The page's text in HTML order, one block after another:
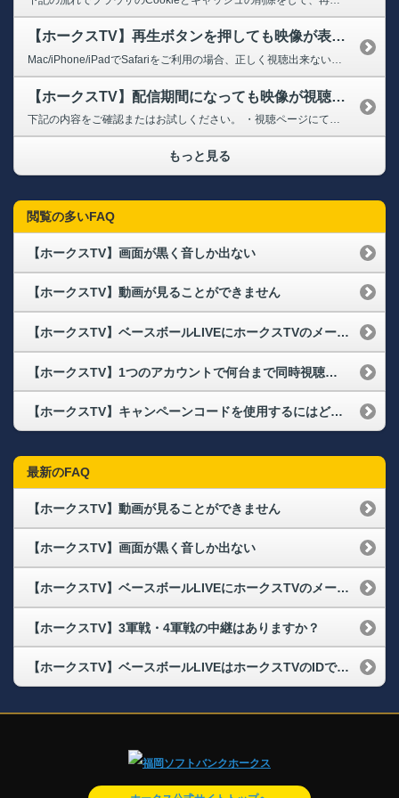
【ホークスTV】再生ボタンを押しても映像が表示できません
Mac/iPhone/iPadでSafariをご利用の場合、正しく視聴出来ない場合がございます。ご利用ガイドの「推奨環境」をご確認ください。 ※「コンテンツブロッカー」や「広告ブロックアプリ」を使用されていますと動画が視聴できない場合がございます。専用アプリをインストールされている場合は、一度設定をオフにしていただき再生をお試しください。 ➡推奨環境はこちら
【ホークスTV】配信期間になっても映像が視聴できません
下記の内容をご確認またはお試しください。 ・視聴ページにてブラウザの更新ボタンによるページ更新 ・端末の再起動 ・通信環境に問題がないか
もっと見る
閲覧の多いFAQ
【ホークスTV】画面が黒く音しか出ない
【ホークスTV】動画が見ることができません
【ホークスTV】ベースボールLIVEにホークスTVのメールアドレス・パスワードでログインできない
【ホークスTV】1つのアカウントで何台まで同時視聴が可能ですか？
【ホークスTV】キャンペーンコードを使用するにはどうすればいいですか？
最新のFAQ
【ホークスTV】動画が見ることができません
【ホークスTV】画面が黒く音しか出ない
【ホークスTV】ベースボールLIVEにホークスTVのメールアドレス・パスワードでログインできない
【ホークスTV】3軍戦・4軍戦の中継はありますか？
【ホークスTV】ベースボールLIVEはホークスTVのIDでホークス戦以外も視聴が可能ですか？